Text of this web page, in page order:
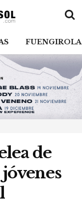
FUENGIROLA
de